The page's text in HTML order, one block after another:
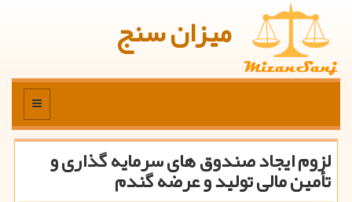
میزان سنج
منو
لزوم ایجاد صندوق های سرمایه گذاری و
تأمین مالی تولید و عرضه گندم